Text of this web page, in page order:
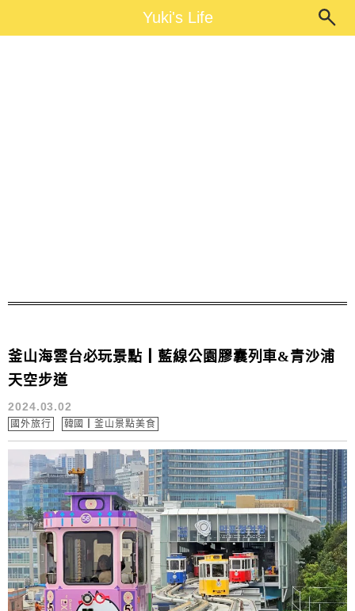
Yuki's LifeYuki's Life
釜山海雲台必玩景點┃藍線公園膠囊列車&青沙浦
天空步道
2024.03.02
國外旅行 韓國┃釜山景點美食